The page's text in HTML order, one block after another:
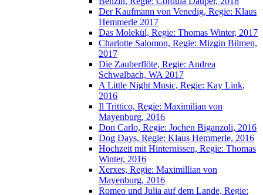
Der Kaufmann von Venedig, Regie: Klaus
Hemmerle 2017
Das Molekül, Regie: Thomas Winter, 2017
Charlotte Salomon, Regie: Mizgin Bilmen,
2017
Die Zauberflöte, Regie: Andrea
Schwalbach, WA 2017
A Little Night Music, Regie: Kay Link,
2016
Il Trittico, Regie: Maximilian von
Mayenburg, 2016
Don Carlo, Regie: Jochen Biganzoli, 2016
Dog Days, Regie: Klaus Hemmerle, 2016
Hochzeit mit Hinternissen, Regie: Thomas
Winter, 2016
Xerxes, Regie: Maximillian von
Mayenburg, 2016
Romeo und Julia auf dem Lande, Regie: